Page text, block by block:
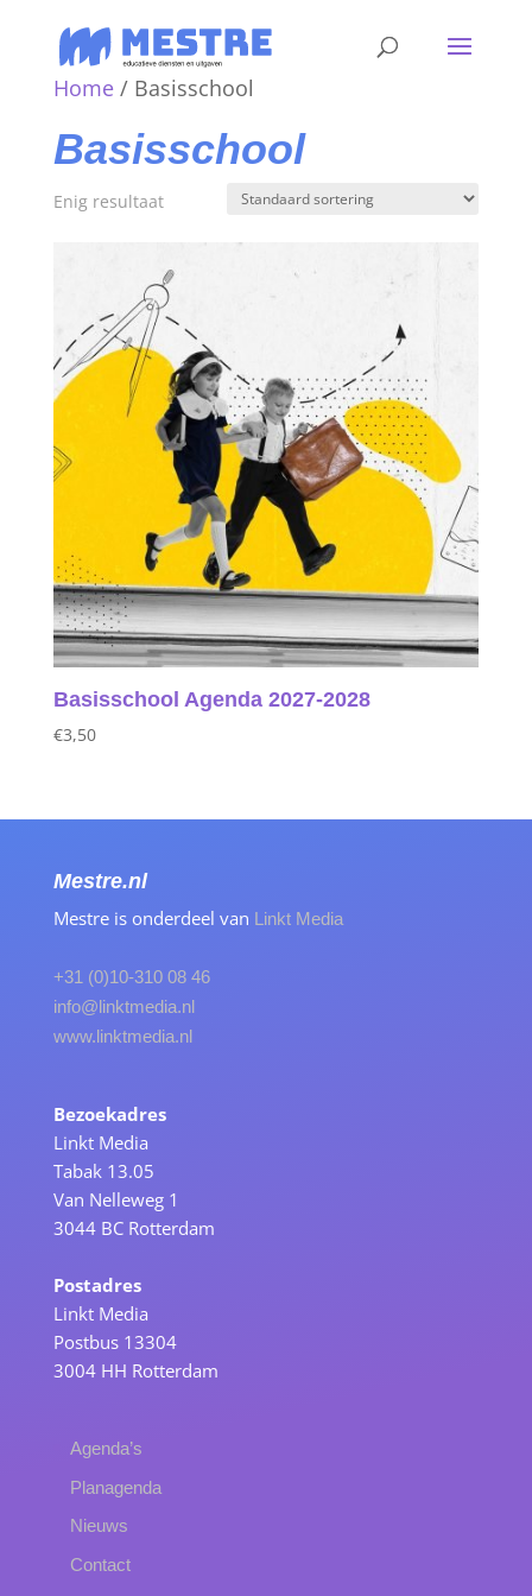
Home/ Basisschool
Basisschool
Enig resultaat
Basisschool Agenda 2027‑2028
€3,50
Mestre.nl
Mestre is onderdeel van Linkt Media
+31 (0)10-310 08 46
info@linktmedia.nl
www.linktmedia.nl
Bezoekadres
Linkt Media
Tabak 13.05
Van Nelleweg 1
3044 BC Rotterdam
Postadres
Linkt Media
Postbus 13304
3004 HH Rotterdam
Agenda’s
Planagenda
Nieuws
Contact